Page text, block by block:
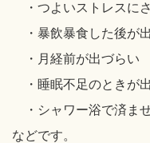
・つよいストレスに
・暴飲暴食した後が
・月経前が出づらい
・睡眠不足のときが
・シャワー浴で済ま
などです。